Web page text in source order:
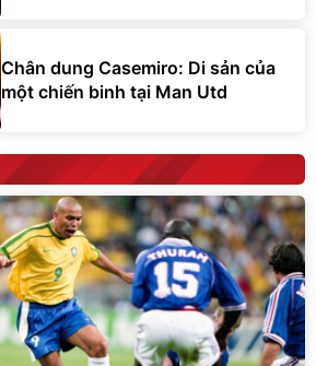
Chân dung Casemiro: Di sản của
một chiến binh tại Man Utd